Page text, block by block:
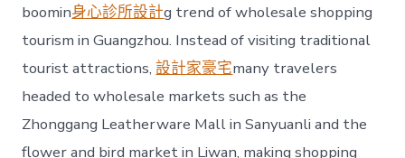
計
Guangdong
wholesale
markets
emerge
as
new
tourist
boomin身心診所設計g trend of wholesale shopping
tourism in Guangzhou. Instead of visiting traditional
tourist attractions,設計家豪宅many travelers
headed to wholesale markets such as the
Zhonggang Leatherware Mall in Sanyuanli and the
flower and bird market in Liwan, making shopping